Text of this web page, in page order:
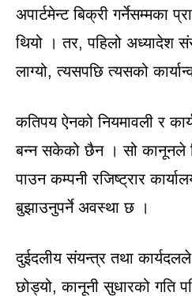
अपार्टमेन्ट बिक्री गर्नेसम्मका
थियो । तर, पहिलो अध्यादेश
लाग्यो, त्यसपछि त्यसको
कतिपय ऐनको नियमावली र
बन्न सकेको छैन । सो कानूनले
पाउन कम्पनी रजिष्ट्रार
बुझाउनुपर्ने अवस्था छ ।
दुईदलीय संयन्त्र तथा
छोड्यो, कानूनी सुधारको गति